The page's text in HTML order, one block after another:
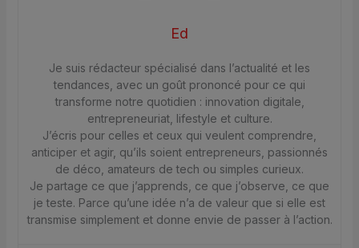
Ed
Je suis rédacteur spécialisé dans l’actualité et les
tendances, avec un goût prononcé pour ce qui
transforme notre quotidien : innovation digitale,
entrepreneuriat, lifestyle et culture.
J’écris pour celles et ceux qui veulent comprendre,
anticiper et agir, qu’ils soient entrepreneurs, passionnés
de déco, amateurs de tech ou simples curieux.
Je partage ce que j’apprends, ce que j’observe, ce que
je teste. Parce qu’une idée n’a de valeur que si elle est
transmise simplement et donne envie de passer à l’action.